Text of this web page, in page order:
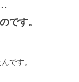
‥
です。
です。